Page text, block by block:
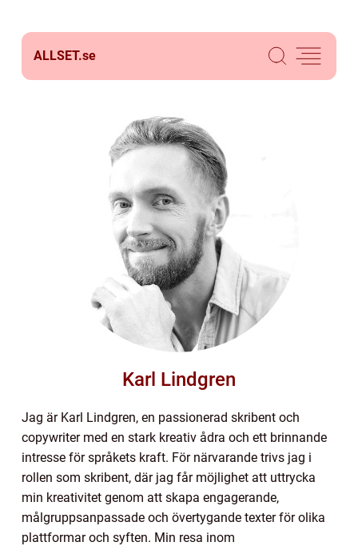
ALLSET.se
Karl Lindgren
Jag är Karl Lindgren, en passionerad skribent och
copywriter med en stark kreativ ådra och ett brinnande
intresse för språkets kraft. För närvarande trivs jag i
rollen som skribent, där jag får möjlighet att uttrycka
min kreativitet genom att skapa engagerande,
målgruppsanpassade och övertygande texter för olika
plattformar och syften. Min resa inom